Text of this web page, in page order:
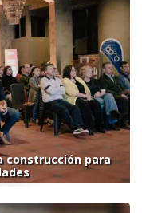
construcción para